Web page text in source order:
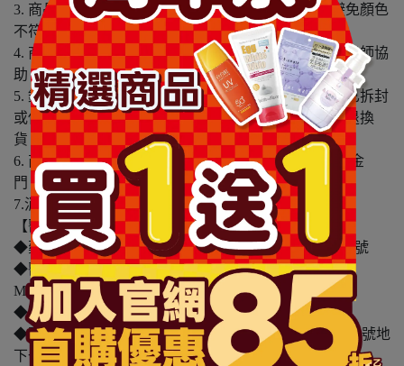
3. 商品下訂前，建議實際試色、試用後再行購買，避免顏色
不符或肌膚不適等症狀。
4. 商品使用後若出現不適或非預期反應，請尋求專業醫師協
助。
5. 鑑賞期非試用期，本產品屬於私人消耗性產品，如已拆封
或使用過、無法恢復原狀、商品外盒損壞恕無法辦理退換
貨。
6. 商品配送僅包含台灣本島，不包含離島配送(澎湖、金
門、馬祖….等)
7.消費者使用前應詳閱醫療器材說明書
【醫療器材商(藥商)許可執照】
◆藥商許可執照字號：北市衛藥販(中)字第6401101715號
◆醫療器材商許可執照字號：北市衛器販（中）字第
MD6201047487 號
◆醫療器材商(藥商)名稱：三友藥妝股份有限公司
◆醫療器材商(藥商)地址：台北市中山區民權東路三段4號地
下一層